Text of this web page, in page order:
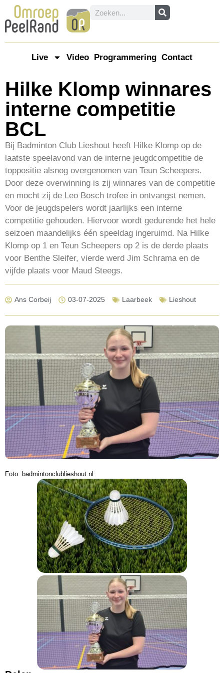
Live Video Programmering Contact
Hilke Klomp winnares
interne competitie
BCL
Bij Badminton Club Lieshout heeft Hilke Klomp op de
laatste speelavond van de interne jeugdcompetitie de
toppositie alsnog overgenomen van Teun Scheepers.
Door deze overwinning is zij winnares van de competitie
en mocht zij de Leo Bosch trofee in ontvangst nemen.
Voor de jeugdspelers wordt jaarlijks een interne
competitie gehouden. Hiervoor wordt gedurende het hele
seizoen maandelijks één speeldag ingeruimd. Na Hilke
Klomp op 1 en Teun Scheepers op 2 is de derde plaats
voor Benthe Sleifer, vierde werd Jim Schrama en de
vijfde plaats voor Maud Steegs.
Ans Corbeij 03-07-2025 Laarbeek Lieshout
Foto: badmintonclublieshout.nl